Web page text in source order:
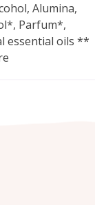
Alumina,
Parfum*,
essential oils **